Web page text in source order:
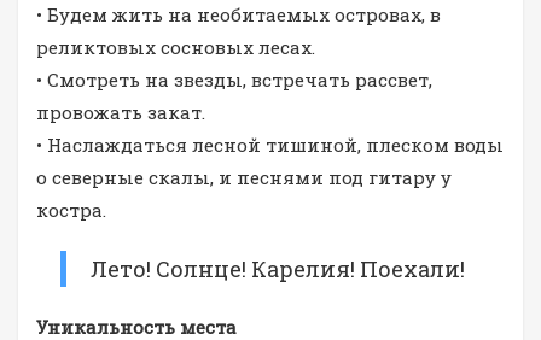
• Будем жить на необитаемых островах, в
реликтовых сосновых лесах.
• Смотреть на звезды, встречать рассвет,
провожать закат.
• Наслаждаться лесной тишиной, плеском воды
о северные скалы, и песнями под гитару у
костра.
Лето! Солнце! Карелия! Поехали!
Уникальность места